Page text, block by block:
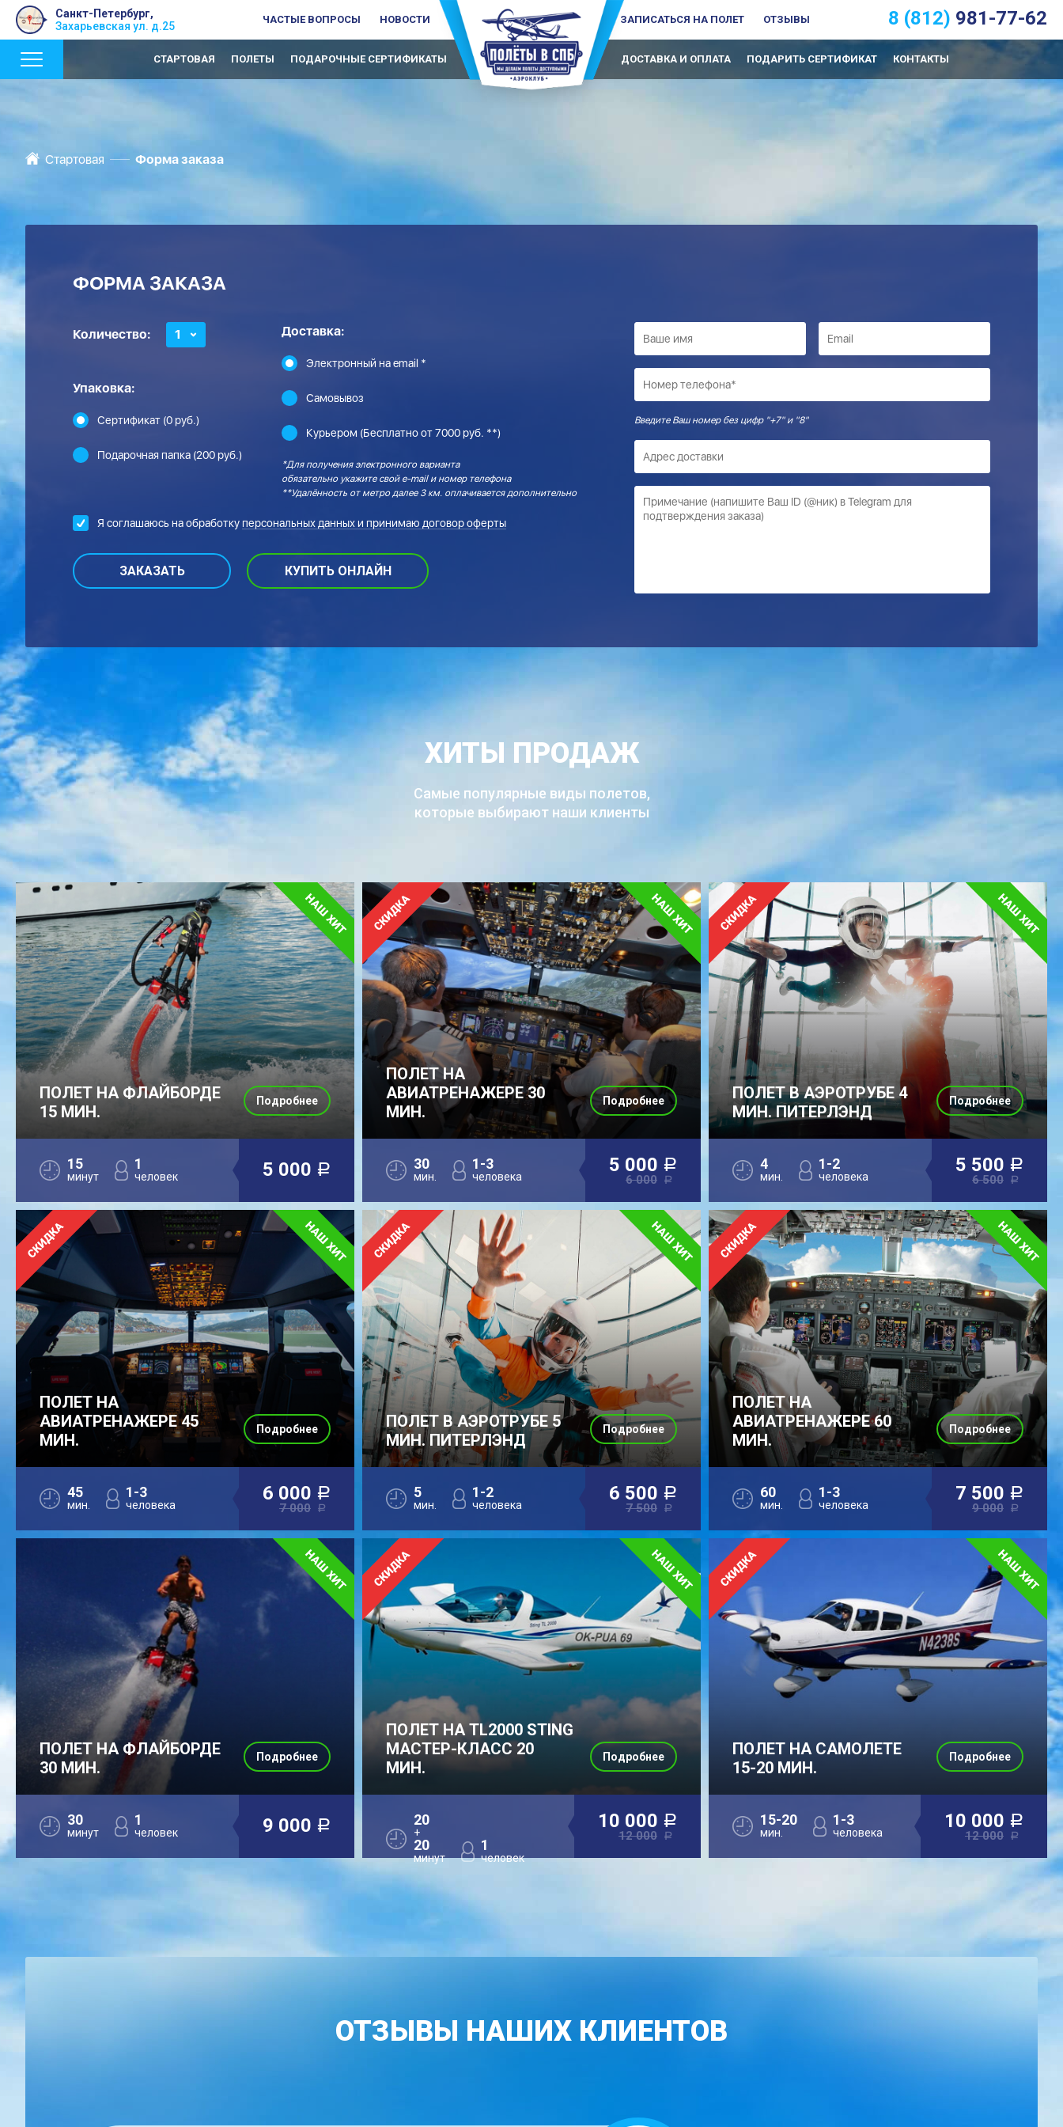
Санкт-Петербург,
Захарьевская ул. д.25
8 (812) 981-77-62
ЧАСТЫЕ ВОПРОСЫ НОВОСТИ ЗАПИСАТЬСЯ НА ПОЛЕТ ОТЗЫВЫ
СТАРТОВАЯ ПОЛЕТЫ ПОДАРОЧНЫЕ СЕРТИФИКАТЫ ДОСТАВКА И ОПЛАТА ПОДАРИТЬ СЕРТИФИКАТ КОНТАКТЫ
Стартовая Форма заказа
ФОРМА ЗАКАЗА
Количество: 1
Упаковка:
Сертификат (0 руб.)
Подарочная папка (200 руб.)
Доставка:
Электронный на email *
Самовывоз
Курьером (Бесплатно от 7000 руб. **)
*Для получения электронного варианта
обязательно укажите свой e-mail и номер телефона
**Удалённость от метро далее 3 км. оплачивается дополнительно
Введите Ваш номер без цифр "+7" и "8"
Я соглашаюсь на обработкуперсональных данных и принимаю договор оферты
КУПИТЬ ОНЛАЙН
ХИТЫ ПРОДАЖ
Самые популярные виды полетов,
которые выбирают наши клиенты
ПОЛЕТ НА ФЛАЙБОРДЕ
15 МИН.
15
минут
1
человек 5 000 a
Подробнее
ПОЛЕТ НА
АВИАТРЕНАЖЕРЕ 30
МИН.
30
мин.
1-3
человека
5 000 a
6 000 a
Подробнее
ПОЛЕТ В АЭРОТРУБЕ 4
МИН. ПИТЕРЛЭНД
4
мин.
1-2
человека
5 500 a
6 500 a
Подробнее
ПОЛЕТ НА
АВИАТРЕНАЖЕРЕ 45
МИН.
45
мин.
1-3
человека
6 000 a
7 000 a
Подробнее
ПОЛЕТ В АЭРОТРУБЕ 5
МИН. ПИТЕРЛЭНД
5
мин.
1-2
человека
6 500 a
7 500 a
Подробнее
ПОЛЕТ НА
АВИАТРЕНАЖЕРЕ 60
МИН.
60
мин.
1-3
человека
7 500 a
9 000 a
Подробнее
ПОЛЕТ НА ФЛАЙБОРДЕ
30 МИН.
30
минут
1
человек 9 000 a
Подробнее
ПОЛЕТ НА TL2000 STING
МАСТЕР-КЛАСС 20
МИН.
20
+
20
минут
1
человек
10 000 a
12 000 a
Подробнее
ПОЛЕТ НА САМОЛЕТЕ
15-20 МИН.
15-20
мин.
1-3
человека
10 000 a
12 000 a
Подробнее
ОТЗЫВЫ НАШИХ КЛИЕНТОВ